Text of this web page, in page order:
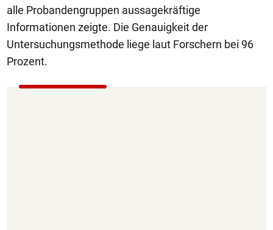
alle Probandengruppen aussagekräftige
Informationen zeigte. Die Genauigkeit der
Untersuchungsmethode liege laut Forschern bei 96
Prozent.